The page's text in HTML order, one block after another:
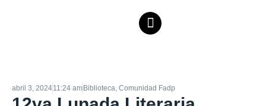
abril 3, 202411:24 am Biblioteca, Comunidad Fadp